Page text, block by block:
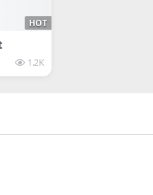
HOT
1.2K